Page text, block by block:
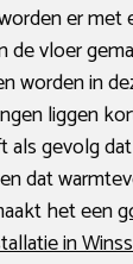
er met
de vloer
worden in
liggen
als gevolg
dat
het een
in